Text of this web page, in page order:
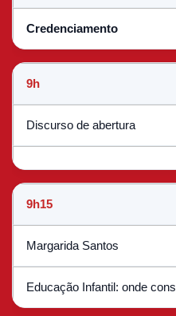
Credenciamento
9h
Discurso de abertura
9h15
Margarida Santos
Educação Infantil: onde